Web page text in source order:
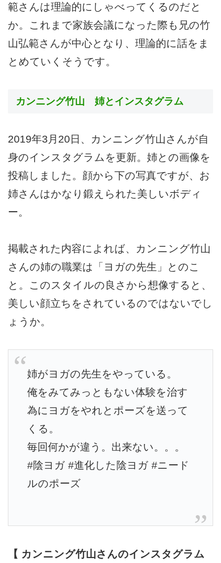
範さんは理論的にしゃべってくるのだと
か。これまで家族会議になった際も兄の竹
山弘範さんが中心となり、理論的に話をま
とめていくそうです。
カンニング竹山 姉とインスタグラム
2019年3月20日、カンニング竹山さんが自
身のインスタグラムを更新。姉との画像を
投稿しました。顔から下の写真ですが、お
姉さんはかなり鍛えられた美しいボディ
ー。
掲載された内容によれば、カンニング竹山
さんの姉の職業は「ヨガの先生」とのこ
と。このスタイルの良さから想像すると、
美しい顔立ちをされているのではないでし
ょうか。
姉がヨガの先生をやっている。
俺をみてみっともない体験を治す
為にヨガをやれとポーズを送って
くる。
毎回何かが違う。出来ない。。。
#陰ヨガ #進化した陰ヨガ #ニード
ルのポーズ
【 カンニング竹山さんのインスタグラム